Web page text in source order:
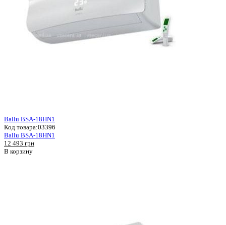
Ballu BSA-18HN1
Код товара:03396
Ballu BSA-18HN1
12 493 грн
В корзину